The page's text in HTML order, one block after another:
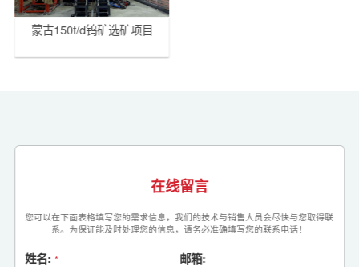
蒙古150t/d钨矿选矿项目
在线留言
您可以在下面表格填写您的需求信息，我们的技术与销售人员会尽快与您取得联
系。为保证能及时处理您的信息，请务必准确填写您的联系电话！
姓名: * 邮箱: